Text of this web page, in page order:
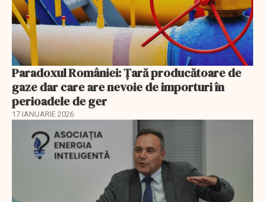
Paradoxul României: Ţară producătoare de
gaze dar care are nevoie de importuri în
perioadele de ger
17 IANUARIE 2026